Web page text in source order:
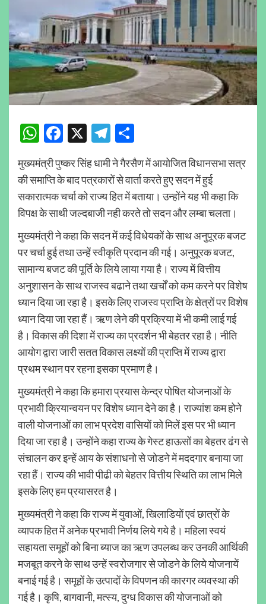
WhatsApp
Facebook
X Telegram
मुख्यमंत्री पुष्कर सिंह धामी ने गैरसैण में आयोजित विधानसभा सत्र
की समाप्ति के बाद पत्रकारों से वार्ता करते हुए सदन में हुई
सकारात्मक चर्चा को राज्य हित में बताया। उन्होंने यह भी कहा कि
विपक्ष के साथी जल्दबाजी नही करते तो सदन और लम्बा चलता।
मुख्यमंत्री ने कहा कि सदन में कई विधेयकों के साथ अनुपूरक बजट
पर चर्चा हुई तथा उन्हें स्वीकृति प्रदान की गई। अनुपूरक बजट,
सामान्य बजट की पूर्ति के लिये लाया गया है। राज्य में वित्तीय
अनुशासन के साथ राजस्व बढाने तथा खर्चों को कम करने पर विशेष
ध्यान दिया जा रहा है। इसके लिए राजस्व प्राप्ति के क्षेत्रों पर विशेष
ध्यान दिया जा रहा हैं। ऋण लेने की प्रक्रिया में भी कमी लाई गई
है। विकास की दिशा में राज्य का प्रदर्शन भी बेहतर रहा है। नीति
आयोग द्वारा जारी सतत विकास लक्ष्यों की प्राप्ति में राज्य द्वारा
प्रथम स्थान पर रहना इसका प्रमाण है।
मुख्यमंत्री ने कहा कि हमारा प्रयास केन्द्र पोषित योजनाओं के
प्रभावी क्रियान्वयन पर विशेष ध्यान देने का है। राज्यांश कम होने
वाली योजनाओं का लाभ प्रदेश वासियों को मिलें इस पर भी ध्यान
दिया जा रहा है। उन्होंने कहा राज्य के गेस्ट हाऊसों का बेहतर ढंग से
संचालन कर इन्हें आय के संशाधनो से जोडने में मददगार बनाया जा
रहा हैं। राज्य की भावी पीढी को बेहतर वित्तीय स्थिति का लाभ मिले
इसके लिए हम प्रयासरत है।
मुख्यमंत्री ने कहा कि राज्य में युवाओं, खिलाडियों एवं छात्रों के
व्यापक हित में अनेक प्रभावी निर्णय लिये गये है। महिला स्वयं
सहायता समूहों को बिना ब्याज का ऋण उपलब्ध कर उनकी आर्थिकी
मजबूत करने के साथ उन्हें स्वरोजगार से जोडने के लिये योजनायें
बनाई गई है। समूहों के उत्पादों के विपणन की कारगर व्यवस्था की
गई है। कृषि, बागवानी, मत्स्य, दुग्ध विकास की योजनाओं को